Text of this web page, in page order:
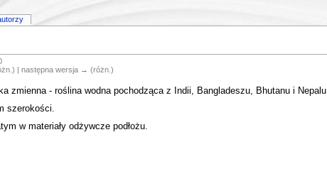
| następna wersja → (różn.)
zmienna - roślina wodna pochodząca z Indii, Bangladeszu, Bhutanu i Nepalu.
szerokości.
w materiały odżywcze podłożu.